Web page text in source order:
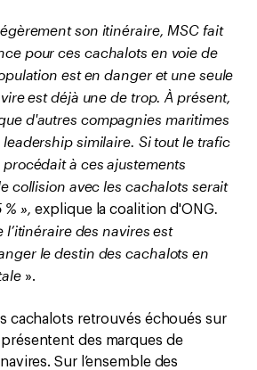
son itinéraire, MSC fait
pour ces cachalots en voie de
est en danger et une seule
est déjà une de trop. À présent,
d'autres compagnies maritimes
similaire. Si tout le trafic
à ces ajustements
collision avec les cachalots serait
% »,explique la coalition d'ONG.
l’itinéraire des navires est
le destin des cachalots en
».
cachalots retrouvés échoués sur
des marques de
Sur l’ensemble des